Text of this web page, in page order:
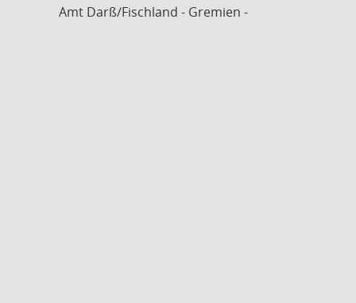
Amt Darß/Fischland - Gremien -